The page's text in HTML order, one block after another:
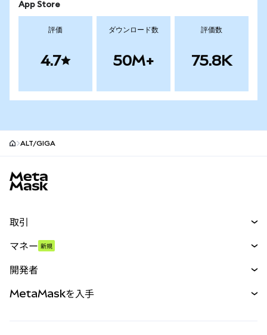
App Store
評価
4.7
ダウンロード数
50M+
評価数
75.8K
ALT/GIGA
取引
パーペチュアル
RWA
マネー 新規
開発者
MetaMaskを入手